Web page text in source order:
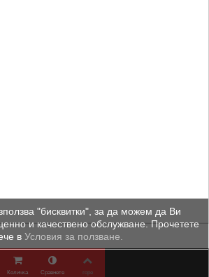
"бисквитки", за да можем да Ви
и качествено обслужване. Прочетете
в Условия за ползване.
Количка Сравнете горе